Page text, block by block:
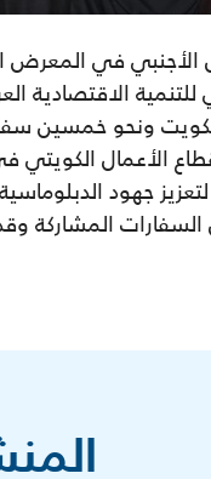
في المعرض
ونحو خمسين
الأعمال الكويتي
جهود
المشاركة وقدم